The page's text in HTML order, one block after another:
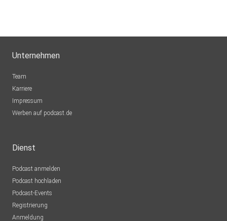
Unternehmen
Team
Karriere
Impressum
Werben auf podcast.de
Dienst
Podcast anmelden
Podcast hochladen
Podcast-Events
Registrierung
Anmeldung